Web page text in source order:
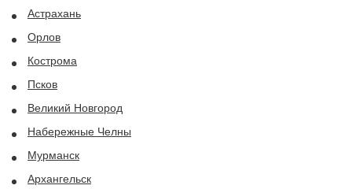
Астрахань
Орлов
Кострома
Псков
Великий Новгород
Набережные Челны
Мурманск
Архангельск